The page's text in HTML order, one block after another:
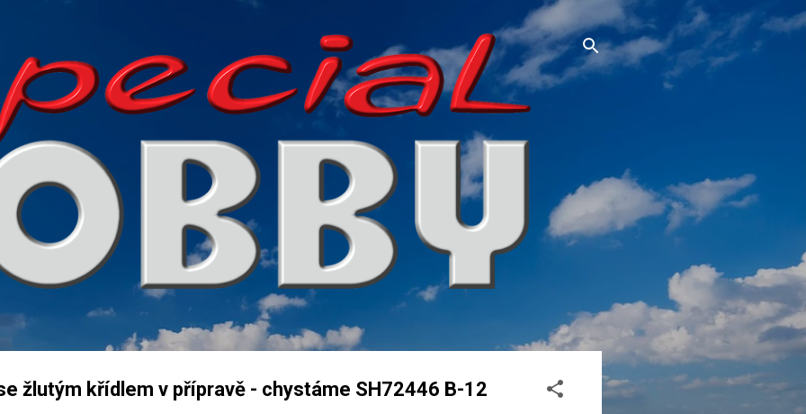
žlutým křídlem v přípravě - chystáme SH72446 B-12